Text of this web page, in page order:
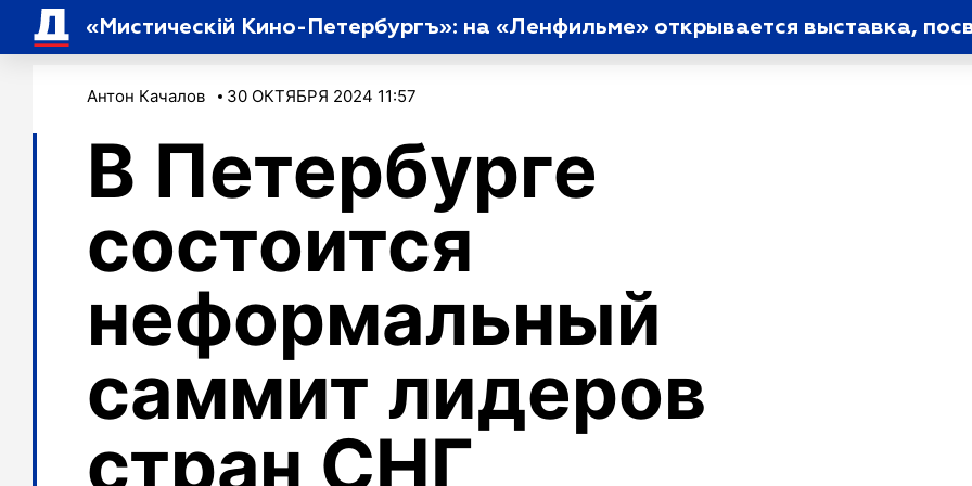
Антон Качалов 30 ОКТЯБРЯ 2024 11:57
В Петербурге
состоится
неформальный
саммит лидеров
стран СНГ